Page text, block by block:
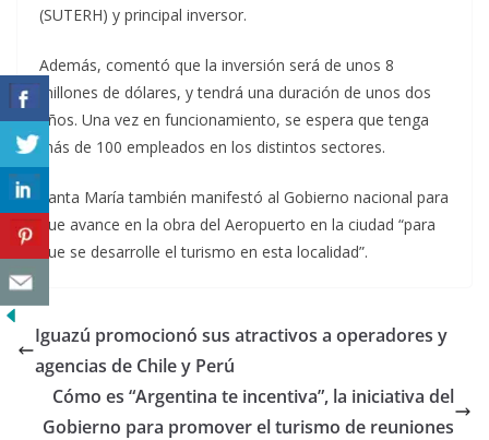
(SUTERH) y principal inversor.
Además, comentó que la inversión será de unos 8
millones de dólares, y tendrá una duración de unos dos
años. Una vez en funcionamiento, se espera que tenga
más de 100 empleados en los distintos sectores.
Santa María también manifestó al Gobierno nacional para
que avance en la obra del Aeropuerto en la ciudad “para
que se desarrolle el turismo en esta localidad”.
Iguazú promocionó sus atractivos a operadores y
agencias de Chile y Perú
Cómo es “Argentina te incentiva”, la iniciativa del
Gobierno para promover el turismo de reuniones